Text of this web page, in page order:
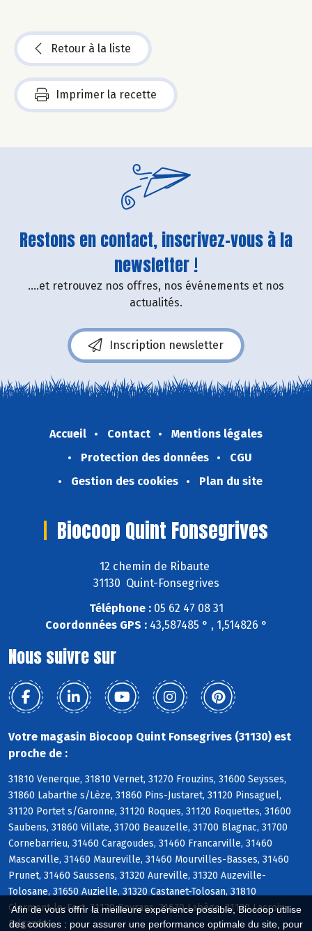
Afin de vous offrir la meilleure expérience possible, Biocoop utilise
des cookies : pour assurer une performance optimale du site, pour
Retour à la liste
Imprimer la recette
Restons en contact, inscrivez-vous à la
newsletter !
....et retrouvez nos offres, nos événements et nos
actualités.
Inscription newsletter
Accueil Contact
Mentions légales
Protection des données
CGU
Gestion des cookies
Plan du site
Biocoop Quint Fonsegrives
12 chemin de Ribaute
31130 Quint-Fonsegrives
Téléphone :05 62 47 08 31
Coordonnées GPS :43,587485 ° , 1,514826 °
Nous suivre sur
Votre magasin Biocoop Quint Fonsegrives (31130) est
proche de :
31810 Venerque, 31810 Vernet, 31270 Frouzins, 31600 Seysses,
31860 Labarthe s/Lèze, 31860 Pins-Justaret, 31120 Pinsaguel,
31120 Portet s/Garonne, 31120 Roques, 31120 Roquettes, 31600
Saubens, 31860 Villate, 31700 Beauzelle, 31700 Blagnac, 31700
Cornebarrieu, 31460 Caragoudes, 31460 Francarville, 31460
Mascarville, 31460 Maureville, 31460 Mourvilles-Basses, 31460
Prunet, 31460 Saussens, 31320 Aureville, 31320 Auzeville-
Tolosane, 31650 Auzielle, 31320 Castanet-Tolosan, 31810
Clermont-le-Fort, 31120 Goyrans, 31670 Labège, 31120 Lacroix-
Falgarde